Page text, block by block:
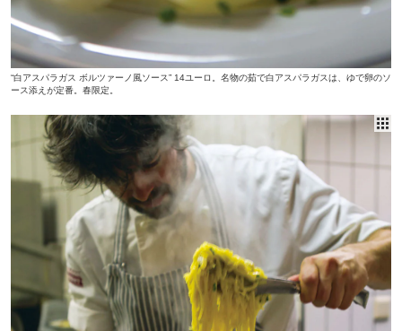
“白アスパラガス ボルツァーノ風ソース” 14ユーロ。名物の茹で白アスパラガスは、ゆで卵のソ
ース添えが定番。春限定。